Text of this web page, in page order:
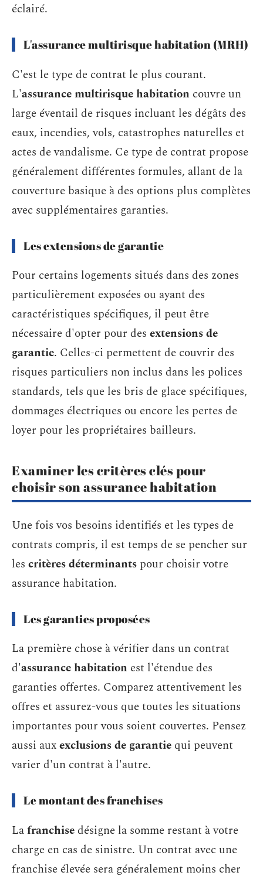
éclairé.
L'assurance multirisque habitation (MRH)
C'est le type de contrat le plus courant.
L'assurance multirisque habitation couvre un
large éventail de risques incluant les dégâts des
eaux, incendies, vols, catastrophes naturelles et
actes de vandalisme. Ce type de contrat propose
généralement différentes formules, allant de la
couverture basique à des options plus complètes
avec supplémentaires garanties.
Les extensions de garantie
Pour certains logements situés dans des zones
particulièrement exposées ou ayant des
caractéristiques spécifiques, il peut être
nécessaire d'opter pour des extensions de
garantie. Celles-ci permettent de couvrir des
risques particuliers non inclus dans les polices
standards, tels que les bris de glace spécifiques,
dommages électriques ou encore les pertes de
loyer pour les propriétaires bailleurs.
Examiner les critères clés pour
choisir son assurance habitation
Une fois vos besoins identifiés et les types de
contrats compris, il est temps de se pencher sur
les critères déterminants pour choisir votre
assurance habitation.
Les garanties proposées
La première chose à vérifier dans un contrat
d'assurance habitation est l'étendue des
garanties offertes. Comparez attentivement les
offres et assurez-vous que toutes les situations
importantes pour vous soient couvertes. Pensez
aussi auxexclusions de garantie qui peuvent
varier d'un contrat à l'autre.
Le montant des franchises
Lafranchisedésigne la somme restant à votre
charge en cas de sinistre. Un contrat avec une
franchise élevée sera généralement moins cher